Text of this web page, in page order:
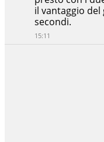
il vantaggio
secondi.
15:11